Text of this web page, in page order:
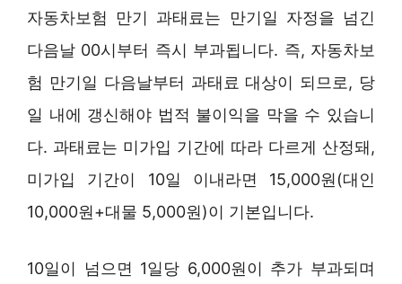
자동차보험 만기 과태료는 만기일 자정을 넘긴
다음날 00시부터 즉시 부과됩니다. 즉, 자동차보
험 만기일 다음날부터 과태료 대상이 되므로, 당
일 내에 갱신해야 법적 불이익을 막을 수 있습니
다. 과태료는 미가입 기간에 따라 다르게 산정돼,
미가입 기간이 10일 이내라면 15,000원(대인
10,000원+대물 5,000원)이 기본입니다.
10일이 넘으면 1일당 6,000원이 추가 부과되며